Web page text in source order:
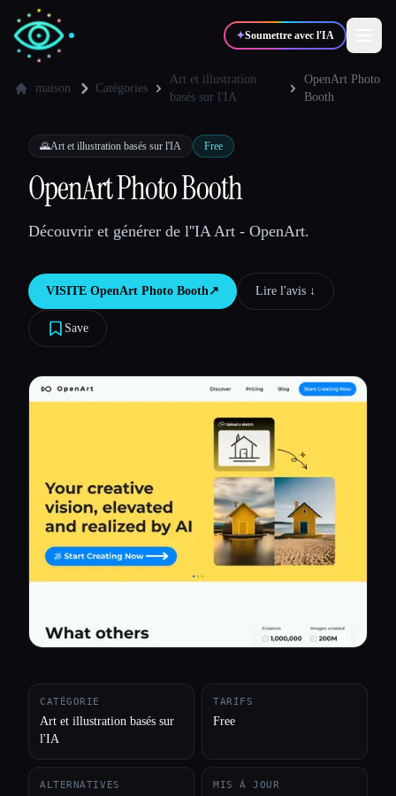
✦Soumettre avec l'IA
💻Développeurs 📈
Blog
Comparer les outils
maison Catégories
Art et illustration
basés sur l'IA
OpenArt Photo
Booth
🌄Art et illustration basés sur l'IA Free
OpenArt Photo Booth
Découvrir et générer de l''IA Art - OpenArt.
VISITE OpenArt Photo Booth↗︎ Lire l'avis ↓︎
Save
CATÉGORIE
Art et illustration basés sur
l'IA
TARIFS
Free
ALTERNATIVES MIS À JOUR